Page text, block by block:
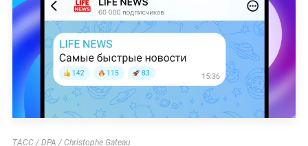
ТАСС / DPA / Christophe Gateau